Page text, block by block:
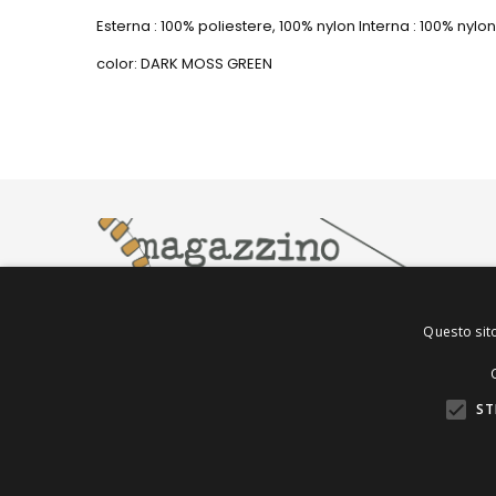
Esterna : 100% poliestere, 100% nylon Interna : 100%
color: DARK MOSS GREEN
Questo